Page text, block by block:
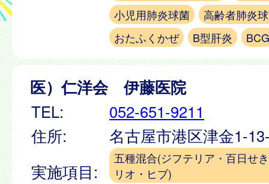
小児用肺炎球菌
高齢者肺炎
おたふくかぜ
B型肝炎 BCG
医）仁洋会 伊藤医院
TEL:
052-651-9211
住所:
名古屋市港区津金1-
実施項目:
五種混合(ジフテリア・百日せ
リオ・ヒブ)